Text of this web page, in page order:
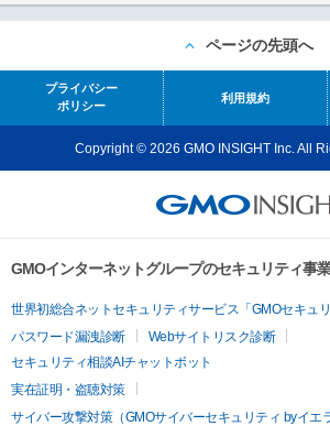
ページの先頭へ
プライバシー
ポリシー
利用規約
Copyright © 2026 GMO INSIGHT Inc. All
GMOインターネットグループのセキュリティ事
世界初総合ネットセキュリティサービス「GMOセキュリ
パスワード漏洩診断
Webサイトリスク診断
セキュリティ相談AIチャットボット
実在証明・盗聴対策
サイバー攻撃対策（GMOサイバーセキュリティ byイエ